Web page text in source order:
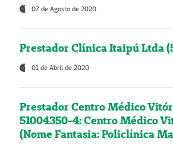
07 de Agosto de 2020
Prestador Clínica Itaipú Ltda
01 de Abril de 2020
Prestador Centro Médico
51004350-4: Centro Médico
(Nome Fantasia: Policlínica